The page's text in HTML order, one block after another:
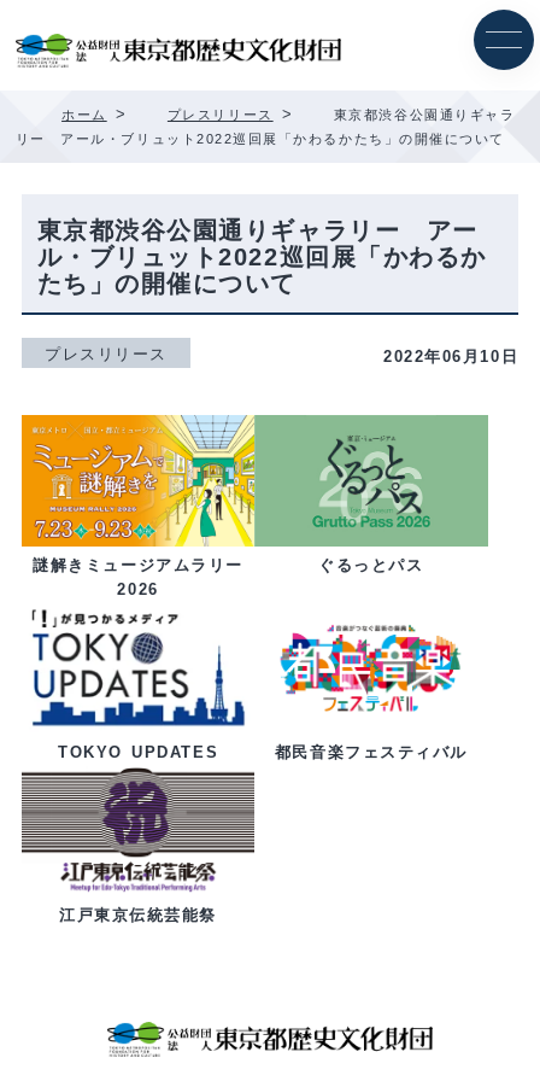
ホーム > プレスリリース >
東京都渋谷公園通りギャラ
リー アール・ブリュット2022巡回展「かわるかたち」の開催について
東京都渋谷公園通りギャラリー アー
ル・ブリュット2022巡回展「かわるか
たち」の開催について
プレスリリース 2022年06月10日
謎解きミュージアムラリー
2026
ぐるっとパス
TOKYO UPDATES 都民音楽フェスティバル
江戸東京伝統芸能祭